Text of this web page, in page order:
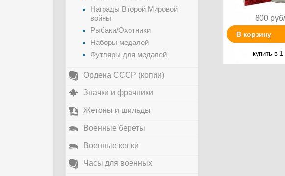
800
В корзину
купить в 1
Награды Второй Мировой
войны
Рыбаки/Охотники
Наборы медалей
Футляры для медалей
Ордена СССР (копии)
Значки и фрачники
Жетоны и шильды
Военные береты
Военные кепки
Часы для военных